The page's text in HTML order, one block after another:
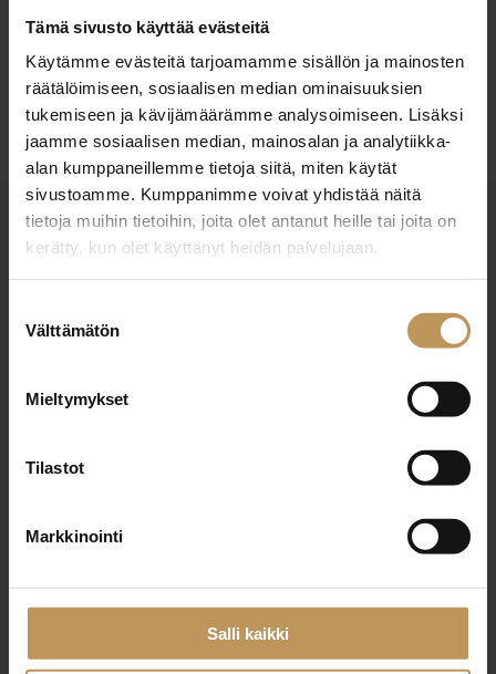
Tämä sivusto käyttää evästeitä
Käytämme evästeitä tarjoamamme sisällön ja mainosten
räätälöimiseen, sosiaalisen median ominaisuuksien
tukemiseen ja kävijämäärämme analysoimiseen. Lisäksi
jaamme sosiaalisen median, mainosalan ja analytiikka-
alan kumppaneillemme tietoja siitä, miten käytät
sivustoamme. Kumppanimme voivat yhdistää näitä
tietoja muihin tietoihin, joita olet antanut heille tai joita on
kerätty, kun olet käyttänyt heidän palvelujaan.
valinta
Välttämätön
Mieltymykset
Tilastot
Markkinointi
Salli kaikki
Lue artikkeli
Finlands Fastighetsmäklare rf
Tietosuoja- ja rekisteriseloste